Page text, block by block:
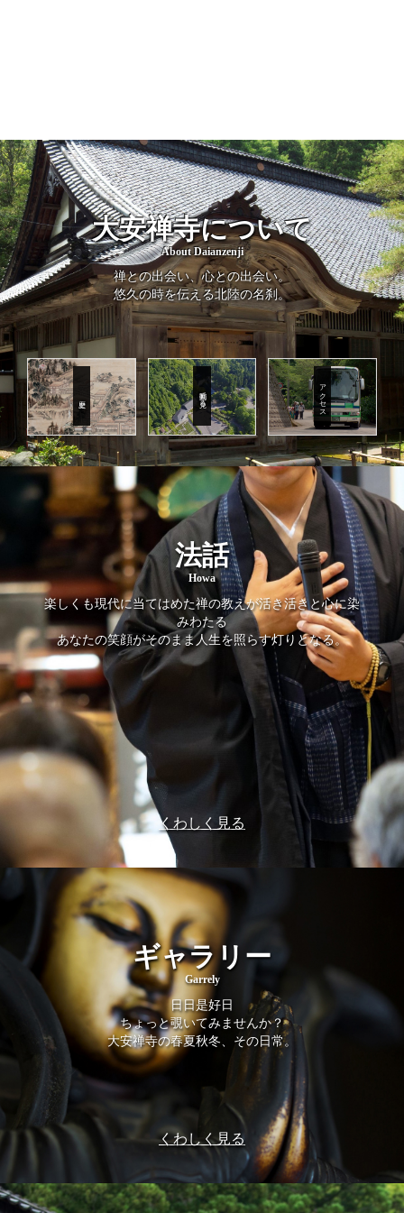
大安禅寺について
About Daianzenji
禅との出会い、心との出会い。
悠久の時を伝える北陸の名刹。
動画で見る アクセス
法話
Howa
楽しくも現代に当てはめた禅の教えが活き活きと心に染
みわたる
あなたの笑顔がそのまま人生を照らす灯りとなる。
くわしく見る
ギャラリー
Garrely
日日是好日
ちょっと覗いてみませんか？
大安禅寺の春夏秋冬、その日常。
くわしく見る